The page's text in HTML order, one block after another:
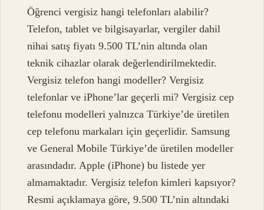
Öğrenci vergisiz hangi telefonları alabilir?
Telefon, tablet ve bilgisayarlar, vergiler dahil
nihai satış fiyatı 9.500 TL’nin altında olan
teknik cihazlar olarak değerlendirilmektedir.
Vergisiz telefon hangi modeller? Vergisiz
telefonlar ve iPhone’lar geçerli mi? Vergisiz cep
telefonu modelleri yalnızca Türkiye’de üretilen
cep telefonu markaları için geçerlidir. Samsung
ve General Mobile Türkiye’de üretilen modeller
arasındadır. Apple (iPhone) bu listede yer
almamaktadır. Vergisiz telefon kimleri kapsıyor?
Resmi açıklamaya göre, 9.500 TL’nin altındaki